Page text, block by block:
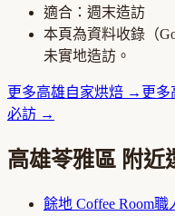
適合： 週末造訪
本頁為資料收錄（
未實地造訪。
更多高雄自家烘焙 → 更多
必訪 →
高雄苓雅區 附近
餘地 Coffee Room職